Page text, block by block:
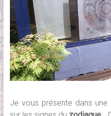
Je vous présente dans